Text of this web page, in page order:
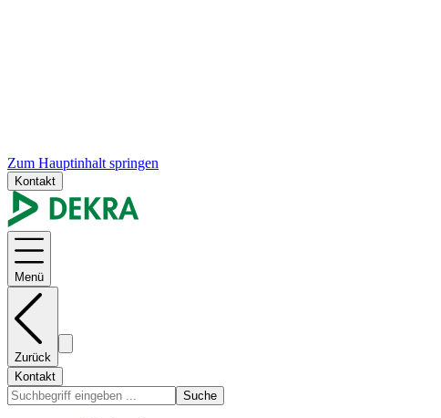
Zum Hauptinhalt springen
Kontakt
Menü
Zurück
Kontakt
Suche